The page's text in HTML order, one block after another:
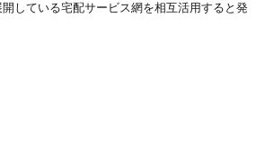
している宅配サービス網を相互活用すると発